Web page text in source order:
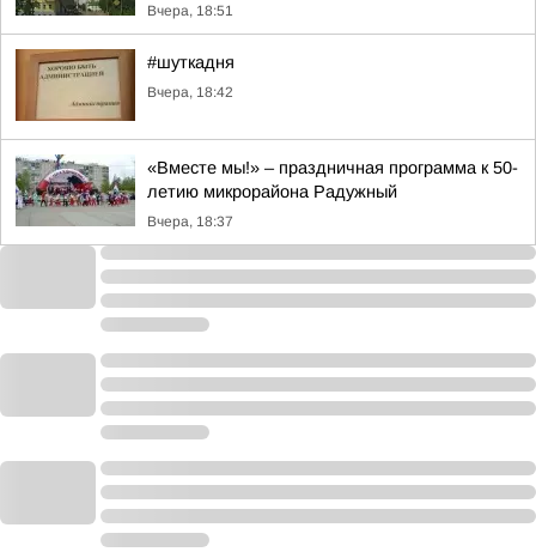
Вчера, 18:51
#шуткадня
Вчера, 18:42
«Вместе мы!» – праздничная программа к 50-
летию микрорайона Радужный
Вчера, 18:37